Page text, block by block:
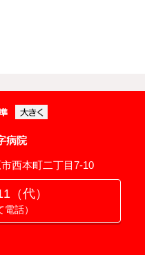
病院
西本町二丁目7-10
（代）